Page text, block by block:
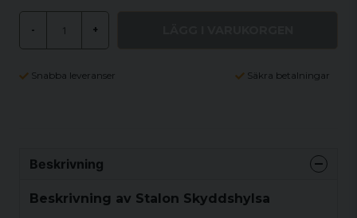
- +
Snabba leveranser Säkra betalningar
Beskrivning
Beskrivning av Stalon Skyddshylsa